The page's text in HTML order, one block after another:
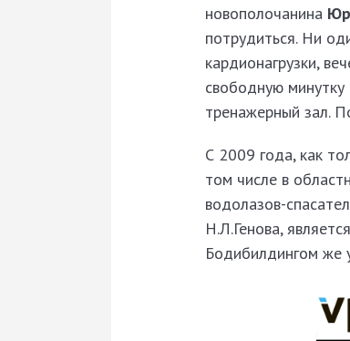
новополочанина
потрудиться. Ни
кардионагрузки,
свободную
тренажерный зал.
С 2009 года, как
том числе в
водолазов-
Н.Л.Генова,
Бодибилдингом же